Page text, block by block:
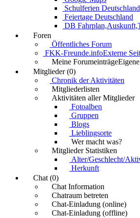
Schulferien Deutschland
Feiertage Deutschland
DB
Foren
Öffentliches Forum
FKK-Freunde.infoExterne
Meine Forumeinträge
Mitglieder (0)
Chronik der Aktivitäten
Mitgliederlisten
Aktivitäten aller Mitglieder
Fotoalben
Gruppen
Blogs
Lieblingsorte
Wer macht was?
Mitglieder Statistiken
Alter/Geschlecht/
Herkunft
Chat (0)
Chat Information
Chatraum betreten
Chat-Einladung (online)
Chat-Einladung (offline)